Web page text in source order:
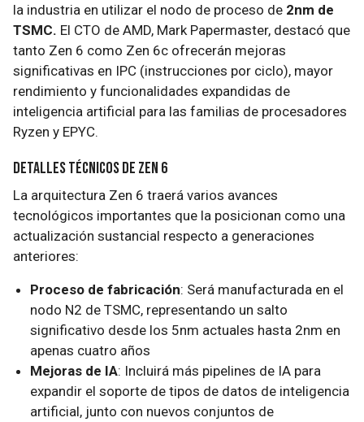
la industria en utilizar el nodo de proceso de 2nm de
TSMC. El CTO de AMD, Mark Papermaster, destacó que
tanto Zen 6 como Zen 6c ofrecerán mejoras
significativas en IPC (instrucciones por ciclo), mayor
rendimiento y funcionalidades expandidas de
inteligencia artificial para las familias de procesadores
Ryzen y EPYC.
Detalles técnicos de Zen 6
La arquitectura Zen 6 traerá varios avances
tecnológicos importantes que la posicionan como una
actualización sustancial respecto a generaciones
anteriores:
Proceso de fabricación: Será manufacturada en el
nodo N2 de TSMC, representando un salto
significativo desde los 5nm actuales hasta 2nm en
apenas cuatro años
Mejoras de IA: Incluirá más pipelines de IA para
expandir el soporte de tipos de datos de inteligencia
artificial, junto con nuevos conjuntos de